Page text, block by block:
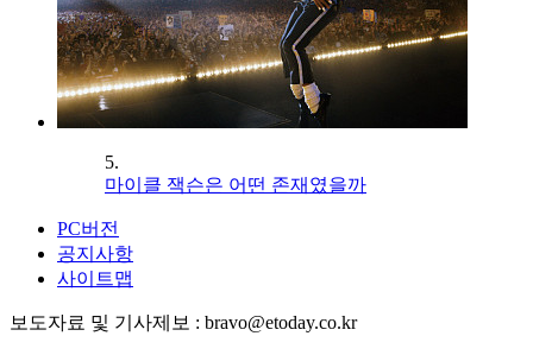
5.
마이클 잭슨은 어떤 존재였을까
PC버전
공지사항
사이트맵
보도자료 및 기사제보 : bravo@etoday.co.kr